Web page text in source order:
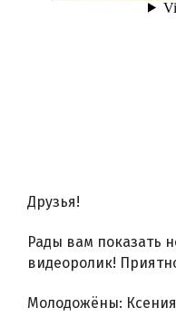
Друзья!
Рады вам показать
видеоролик!
Молодожёны: